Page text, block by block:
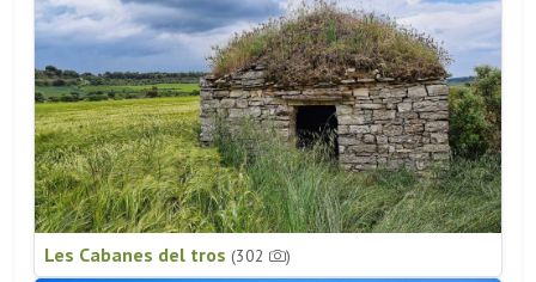
Les Cabanes del tros (302 )